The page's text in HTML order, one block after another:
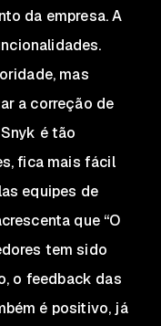
da empresa. A
mas
a correção de
é tão
fica mais fácil
equipes de
que “O
tem sido
o feedback das
é positivo, já